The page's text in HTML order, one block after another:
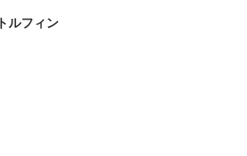
トルフィン